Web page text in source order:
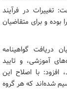
تغییرات در فرآیند
از دی‌ماه ۱۴۰۳ قابل اجرا بوده و برای متقاضیان
دریافت گواهینامه
آموزشی، و تایید
با اصلاح این
شده‌اند که هر گروه